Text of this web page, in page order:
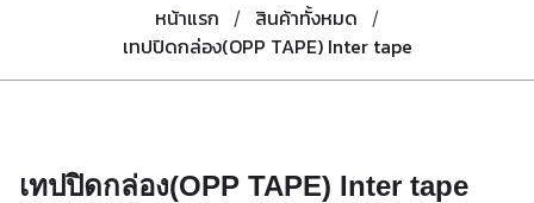
หน้าแรก / สินค้าทั้งหมด /
เทปปิดกล่อง(OPP TAPE) Inter tape
เทปปิดกล่อง(OPP TAPE) Inter tape